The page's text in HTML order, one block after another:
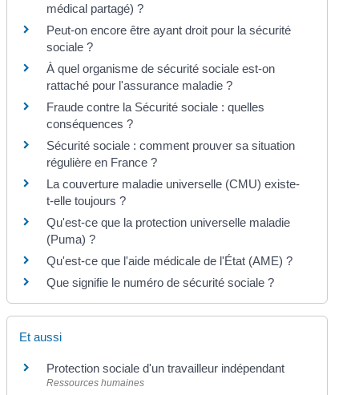
médical partagé) ?
Peut-on encore être ayant droit pour la sécurité
sociale ?
À quel organisme de sécurité sociale est-on
rattaché pour l'assurance maladie ?
Fraude contre la Sécurité sociale : quelles
conséquences ?
Sécurité sociale : comment prouver sa situation
régulière en France ?
La couverture maladie universelle (CMU) existe-
t-elle toujours ?
Qu'est-ce que la protection universelle maladie
(Puma) ?
Qu'est-ce que l'aide médicale de l'État (AME) ?
Que signifie le numéro de sécurité sociale ?
Et aussi
Protection sociale d'un travailleur indépendant
Ressources humaines